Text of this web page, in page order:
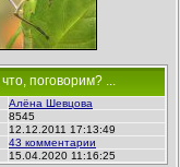
поговорим? ...
Алёна Шевцова
8545
12.12.2011 17:13:49
43 комментарии
15.04.2020 11:16:25